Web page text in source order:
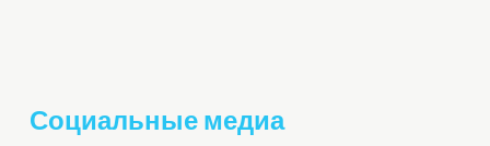
Социальные медиа